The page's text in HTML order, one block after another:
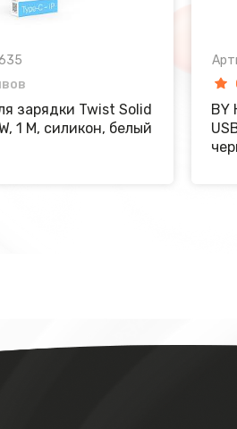
зарядки Twist Solid
1 M, силикон, белый
BY